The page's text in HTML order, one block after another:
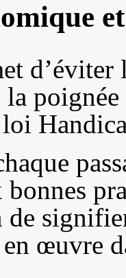
d’éviter
de
œuvre